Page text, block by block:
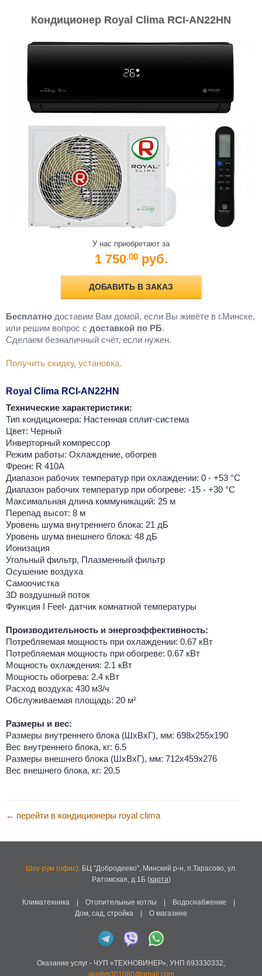
Кондиционер Royal Clima RCI-AN22HN
У нас приобретают за
1 750.00 руб.
ДОБАВИТЬ В ЗАКАЗ
Бесплатно доставим Вам домой, если Вы живёте в г.Минске,
или решим вопрос с доставкой по РБ.
Cделаем безналичный счёт, если нужен.
Получить скидку, установка.
Royal Clima RCI-AN22HN
Технические характеристики:
Тип кондиционера: Настенная сплит-система
Цвет: Черный
Инверторный компрессор
Режим работы: Охлаждение, обогрев
Фреон: R 410A
Диапазон рабочих температур при охлаждении: 0 - +53 °С
Диапазон рабочих температур при обогреве: -15 - +30 °С
Максимальная длина коммуникаций: 25 м
Перепад высот: 8 м
Уровень шума внутреннего блока: 21 дБ
Уровень шума внешнего блока: 48 дБ
Ионизация
Угольный фильтр, Плазменный фильтр
Осушение воздуха
Самоочистка
3D воздушный поток
Функция I Feel- датчик комнатной температуры
Производительность и энергоэффективность:
Потребляемая мощность при охлаждении: 0.67 кВт
Потребляемая мощность при обогреве: 0.67 кВт
Мощность охлаждения: 2.1 кВт
Мощность обогрева: 2.4 кВт
Расход воздуха: 430 м3/ч
Обслуживаемая площадь: 20 м²
Размеры и вес:
Размеры внутреннего блока (ШхВхГ), мм: 698х255х190
Вес внутреннего блока, кг: 6.5
Размеры внешнего блока (ШхВхГ), мм: 712х459х276
Вес внешнего блока, кг: 20.5
← перейти в кондиционеры royal clima
Шоу-рум (офис):БЦ "Добродеево", Минский р-н, п.Тарасово, ул.
Ратомская, д.1Б(карта)
Климатехника| Отопительные котлы Водоснабжение
Дом, сад, стройка
О магазине
Оказание услуг - ЧУП «ТЕХНОВИНЕР», УНП 693330332,
aladim301080@gmail.com